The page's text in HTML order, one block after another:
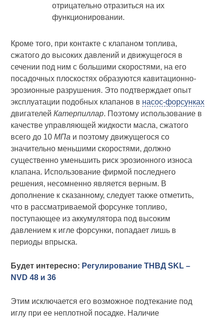
отрицательно отразиться на их
функционировании.
Кроме того, при контакте с клапаном топлива,
сжатого до высоких давлений и движущегося в
сечении под ним с большими скоростями, на его
посадочных плоскостях образуются кавитационно-
эрозионные разрушения. Это подтверждает опыт
эксплуатации подобных клапанов в насос-форсунках
двигателейКатерпиллар. Поэтому использование в
качестве управляющей жидкости масла, сжатого
всего до 10МПа и поэтому движущегося со
значительно меньшими скоростями, должно
существенно уменьшить риск эрозионного износа
клапана. Использование фирмой последнего
решения, несомненно является верным. В
дополнение к сказанному, следует также отметить,
что в рассматриваемой форсунке топливо,
поступающее из аккумулятора под высоким
давлением к игле форсунки, попадает лишь в
периоды впрыска.
Будет интересно: Регулирование ТНВД SKL –
NVD 48 и 36
Этим исключается его возможное подтекание под
иглу при ее неплотной посадке. Наличие